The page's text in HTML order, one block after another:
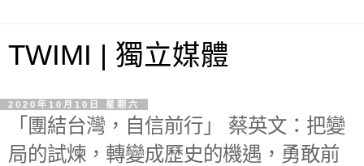
TWIMI | 獨立媒體
2020年10月10日 星期六
「團結台灣，自信前行」 蔡英文：把變
局的試煉，轉變成歷史的機遇，勇敢前